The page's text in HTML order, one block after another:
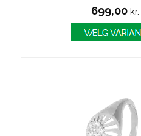
699,00 kr.